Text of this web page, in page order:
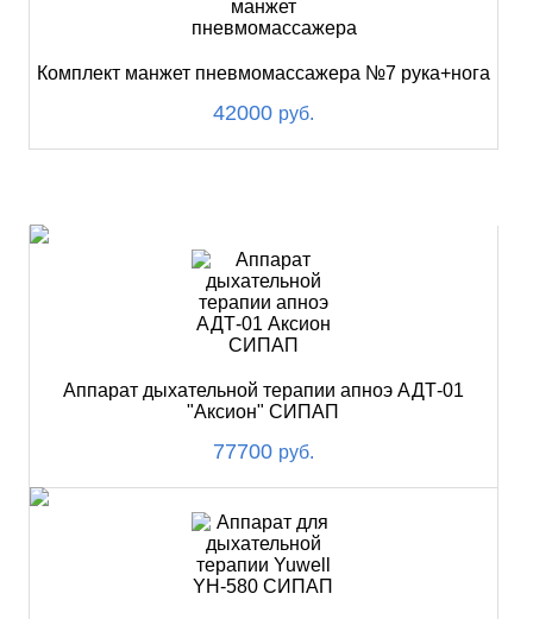
Комплект манжет пневмомассажера №7 рука+нога
42000 руб.
Аппарат дыхательной терапии апноэ АДТ-01
"Аксион" СИПАП
77700 руб.